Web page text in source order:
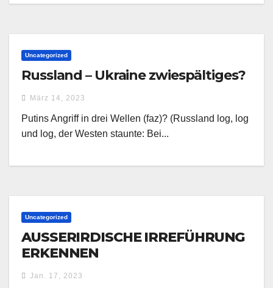
Uncategorized
Russland – Ukraine zwiespältiges?
März 14, 2023
Putins Angriff in drei Wellen (faz)? (Russland log, log
und log, der Westen staunte: Bei...
Uncategorized
AUSSERIRDISCHE IRREFÜHRUNG
ERKENNEN
Jan. 17, 2023